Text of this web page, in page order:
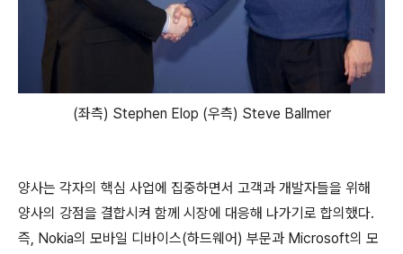
(좌측) Stephen Elop (우측) Steve Ballmer
양사는 각자의 핵심 사업에 집중하면서 고객과 개발자들을 위해
양사의 강점을 결합시켜 함께 시장에 대응해 나가기로 합의했다.
즉, Nokia의 모바일 디바이스(하드웨어) 부문과 Microsoft의 모